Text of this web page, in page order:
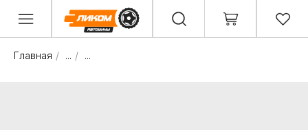
Главная / ... / ...